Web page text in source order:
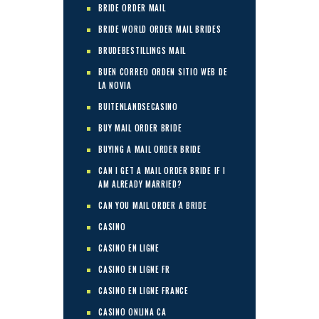
BRIDE ORDER MAIL
BRIDE WORLD ORDER MAIL BRIDES
BRUDEBESTILLINGS MAIL
BUEN CORREO ORDEN SITIO WEB DE
LA NOVIA
BUITENLANDSECASINO
BUY MAIL ORDER BRIDE
BUYING A MAIL ORDER BRIDE
CAN I GET A MAIL ORDER BRIDE IF I
AM ALREADY MARRIED?
CAN YOU MAIL ORDER A BRIDE
CASINO
CASINO EN LIGNE
CASINO EN LIGNE FR
CASINO EN LIGNE FRANCE
CASINO ONLINA CA